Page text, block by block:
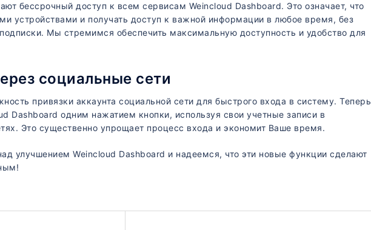
бессрочный доступ к всем сервисам Weincloud Dashboard. Это означает, что
устройствами и получать доступ к важной информации в любое время, без
Мы стремимся обеспечить максимальную доступность и удобство для
социальные сети
привязки аккаунта социальной сети для быстрого входа в систему. Теперь
Dashboard одним нажатием кнопки, используя свои учетные записи в
Это существенно упрощает процесс входа и экономит Ваше время.
улучшением Weincloud Dashboard и надеемся, что эти новые функции сделают